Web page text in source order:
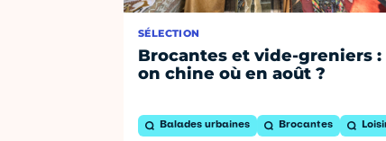
SÉLECTION
Brocantes et vide-greniers :
on chine où en août ?
Balades urbaines Brocantes